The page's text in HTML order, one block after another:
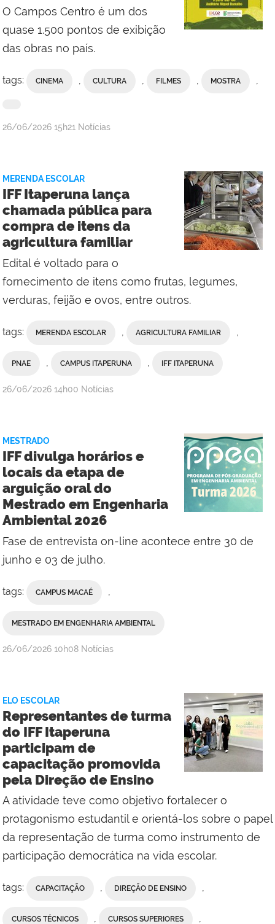
do
Itaperuna
O Campos Centro é um dos
quase 1.500 pontos de exibição
das obras no país.
tags: CINEMA , CULTURA , FILMES , MOSTRA ,
por
do
Campus
Campos
Centro
publicado
26/06/2026 15h21 Notícias
MERENDA ESCOLAR
IFF Itaperuna lança
chamada pública para
compra de itens da
agricultura familiar
Edital é voltado para o
fornecimento de itens como frutas, legumes,
verduras, feijão e ovos, entre outros.
tags: MERENDA ESCOLAR , AGRICULTURA FAMILIAR ,
PNAE , CAMPUS ITAPERUNA , IFF ITAPERUNA
por
Comunicação
Social
do
Campus
Maricá
publicado
26/06/2026 14h00 Notícias
MESTRADO
IFF divulga horários e
locais da etapa de
arguição oral do
Mestrado em Engenharia
Ambiental 2026
Fase de entrevista on-line acontece entre 30 de
junho e 03 de julho.
tags: CAMPUS MACAÉ
MESTRADO EM ENGENHARIA AMBIENTAL
por
publicado
26/06/2026 10h08 Notícias
ELO ESCOLAR
Representantes de turma
do IFF Itaperuna
participam de
capacitação promovida
pela Direção de Ensino
A atividade teve como objetivo fortalecer o
protagonismo estudantil e orientá-los sobre o papel
da representação de turma como instrumento de
participação democrática na vida escolar.
tags: CAPACITAÇÃO , DIREÇÃO DE ENSINO ,
CURSOS TÉCNICOS , CURSOS SUPERIORES ,